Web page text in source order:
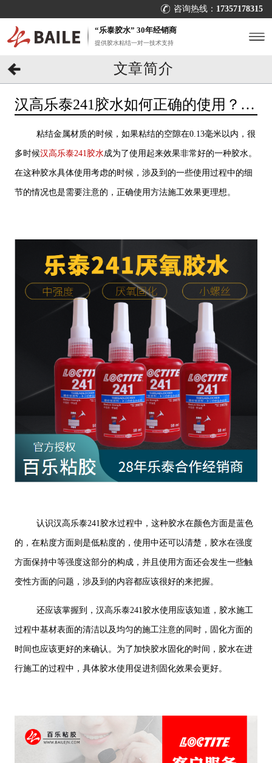
咨询热线： 17357178315
“乐泰胶水” 30年经销商
提供胶水粘结一对一技术支持
文章简介
汉高乐泰241胶水如何正确的使用？
粘结金属材质的时候，如果粘结的空隙在0.13毫米以内，很
多时候汉高乐泰241胶水成为了使用起来效果非常好的一种胶水。
在这种胶水具体使用考虑的时候，涉及到的一些使用过程中的细
节的情况也是需要注意的，正确使用方法施工效果更理想。
认识汉高乐泰241胶水过程中，这种胶水在颜色方面是蓝色
的，在粘度方面则是低粘度的，使用中还可以清楚，胶水在强度
方面保持中等强度这部分的构成，并且使用方面还会发生一些触
变性方面的问题，涉及到的内容都应该很好的来把握。
还应该掌握到，汉高乐泰241胶水使用应该知道，胶水施工
过程中基材表面的清洁以及均匀的施工注意的同时，固化方面的
时间也应该更好的来确认。为了加快胶水固化的时间，胶水在进
行施工的过程中，具体胶水使用促进剂固化效果会更好。